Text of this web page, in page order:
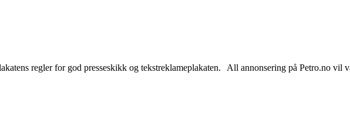
regler for god presseskikk og tekstreklameplakaten. All annonsering på Petro.no